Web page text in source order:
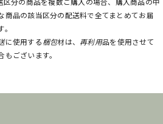
商品の該当区分の配送料で全てまとめてお届
に使用する梱包材は、 再利用品を使用させて
もございます。